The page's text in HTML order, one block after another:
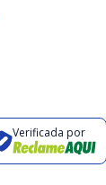
Verificada por